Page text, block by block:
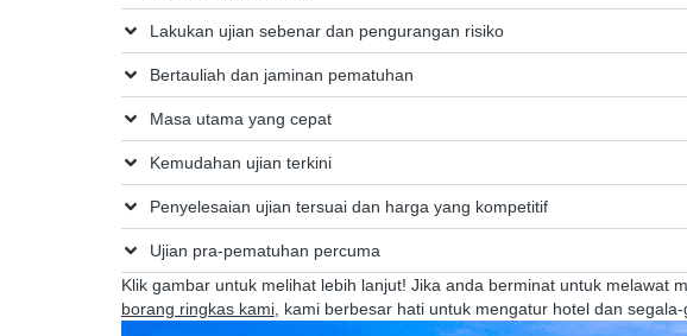
Lakukan ujian sebenar dan pengurangan risiko
Bertauliah dan jaminan pematuhan
Masa utama yang cepat
Kemudahan ujian terkini
Penyelesaian ujian tersuai dan harga yang kompetitif
Ujian pra-pematuhan percuma
Klik gambar untuk melihat lebih lanjut! Jika anda berminat untuk melawat
borang ringkas kami , kami berbesar hati untuk mengatur hotel dan